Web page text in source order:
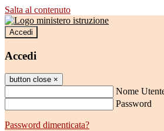
Salta al contenuto
Accedi
Accedi
button close ×
Nome
Password
Password dimenticata?